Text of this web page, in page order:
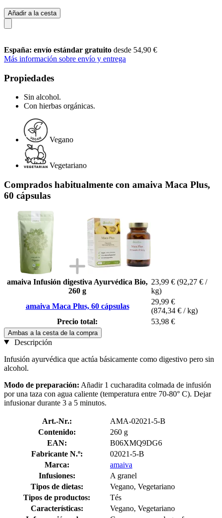
Añadir a la cesta
España: envío estándar gratuito desde 54,90 €
Más información sobre envío y entrega
Propiedades
Sin alcohol.
Con hierbas orgánicas.
Vegano
Vegetariano
Comprados habitualmente con amaiva Maca Plus,
60 cápsulas
amaiva Infusión digestiva Ayurvédica Bio,
260 g
23,99 € (92,27 € /
kg)
amaiva Maca Plus, 60 cápsulas
29,99 €
(874,34 € / kg)
Precio total:
53,98 €
Ambas a la cesta de la compra
Descripción
Infusión ayurvédica que actúa básicamente como digestivo pero sin
alcohol.
Modo de preparación: Añadir 1 cucharadita colmada de infusión
por una taza con agua caliente (temperatura entre 70-80° C). Dejar
infusionar durante 3 a 5 minutos.
Art.-Nr.:
AMA-02021-5-B
Contenido:
260 g
EAN:
B06XMQ9DG6
Fabricante N.º:
02021-5-B
Marca:
amaiva
Infusiones:
A granel
Tipos de dietas:
Vegano, Vegetariano
Tipos de productos:
Tés
Características:
Vegano, Vegetariano